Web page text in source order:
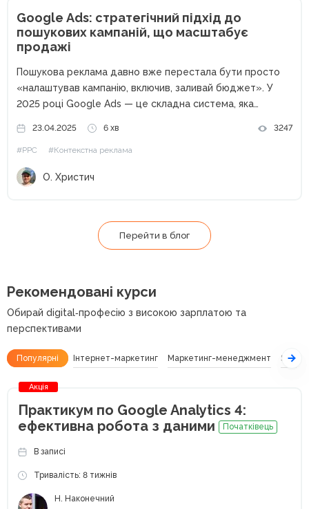
Google Ads: стратегічний підхід до
пошукових кампаній, що масштабує
продажі
Пошукова реклама давно вже перестала бути просто
«налаштував кампанію, включив, заливай бюджет». У
2025 році Google Ads — це складна система, яка
на арену виходить стратегія. Але що ми маємо на увазі...
23.04.2025 6 хв 3247
#PPC #Контекстна реклама
О. Христич
Перейти в блог
Рекомендовані курси
Обирай digital‑професію з високою зарплатою та
перспективами
Популярні Інтернет-маркетинг Маркетинг-менеджмент SEO
Акція
Практикум по Google Analytics 4:
ефективна робота з даними
Початківець
В записі
Тривалість: 8 тижнів
Н. Наконечний